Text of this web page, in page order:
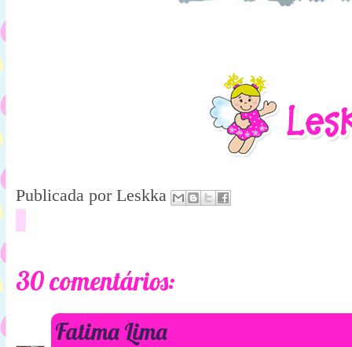
Publicada por Leskka
30 comentários:
Fatima Lima